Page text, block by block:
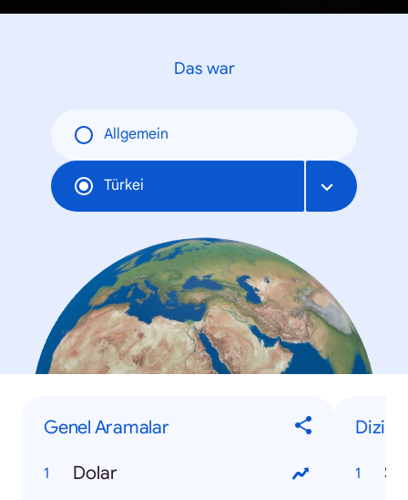
Das war
Allgemein
Türkei
Genel Aramalar
Dolar
Dizi